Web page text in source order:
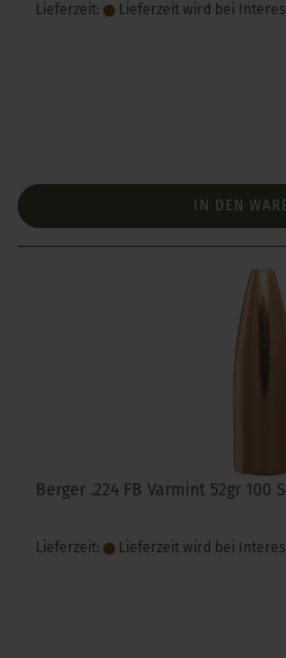
Lieferzeit: Lieferzeit wird bei
IN DEN
Berger .224 FB Varmint 52gr 100
Lieferzeit: Lieferzeit wird bei